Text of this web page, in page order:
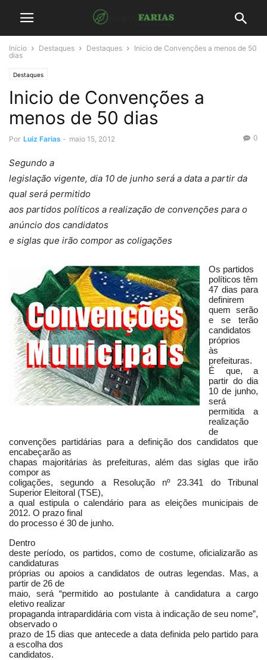
Início Destaques Destaques
Inicio de Convenções a menos de 50
dias
Destaques
Inicio de Convenções a
menos de 50 dias
Por Luiz Farias - maio 15, 2012 0
Segundo a
legislação vigente, dia 10 de junho será a data a partir da
qual será permitido
aos partidos políticos a realização de convenções para o
anúncio dos candidatos
e siglas que irão compor as coligações
Os partidos
políticos têm
47 dias para
definirem
quem serão
e se terão
candidatos
próprios
às
prefeituras.
É que, a
partir do dia
10 de junho,
será
permitida a
realização
de
convenções partidárias para a definição dos candidatos que
encabeçarão as
chapas majoritárias às prefeituras, além das siglas que irão
compor as
coligações, segundo a Resolução nº 23.341 do Tribunal
Superior Eleitoral (TSE),
a qual estipula o calendário para as eleições municipais de
2012. O prazo final
do processo é 30 de junho.
Dentro
deste período, os partidos, como de costume, oficializarão as
candidaturas
próprias ou apoios a candidatos de outras legendas. Mas, a
partir de 26 de
maio, será “permitido ao postulante à candidatura a cargo
eletivo realizar
propaganda intrapardidária com vista à indicação de seu nome”,
observado o
prazo de 15 dias que antecede a data definida pelo partido para
a escolha dos
candidatos.